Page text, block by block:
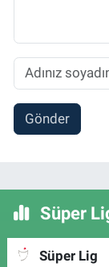
Gönder
Süper
Süper Lig